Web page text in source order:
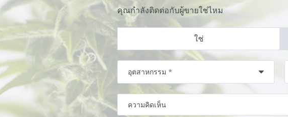
คุณกำลังติดต่อกับผู้ขายใช่ไหม
ใช่